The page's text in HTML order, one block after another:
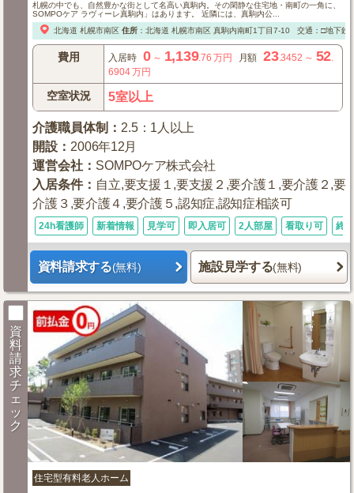
札幌の中でも、自然豊かな街として名高い真駒内。その閑静な住宅地・南町の一角に、
SOMPOケア ラヴィーレ真駒内」はあります。 近隣には、真駒内公...
北海道 札幌市南区 住所： 北海道 札幌市南区真駒内南町1丁目7-10 交通：□地下鉄
費用 入居時 0～ 1,139.76 万円 月額 23.3452 ～ 52.
6904万円
空室状況 5室以上
介護職員体制 ： 2.5：1人以上
開設 ： 2006年12月
運営会社 ： SOMPOケア株式会社
入居条件： 自立,要支援１,要支援２,要介護１,要介護２,要
介護３,要介護４,要介護５,認知症,認知症相談可
24h看護師 新着情報 見学可 即入居可 2人部屋 看取り可 終
資料請求する(無料) 施設見学する(無料)
資
料
請
求
チ
ェ
ッ
ク
住宅型有料老人ホーム